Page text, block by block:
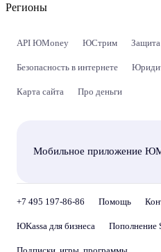
Регионы
API ЮMoney ЮСтрим Защита
Безопасность в интернете
Карта сайта Про деньги
Мобильное приложение
+7 495 197-86-86 Помощь
ЮKassa для бизнеса Пополнение